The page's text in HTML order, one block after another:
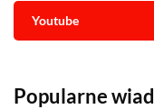
Youtube
Popularne